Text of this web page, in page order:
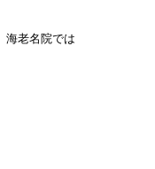
海老名院では